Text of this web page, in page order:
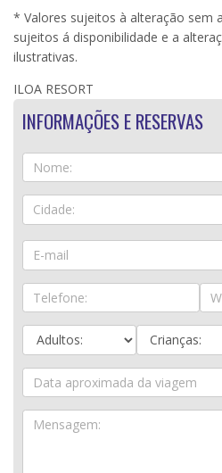
* Valores sujeitos à alteração sem
sujeitos á disponibilidade e a
ilustrativas.
ILOA RESORT
INFORMAÇÕES E RESERVAS